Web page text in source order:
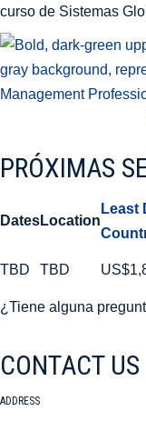
curso de Sistemas
PRÓXIMAS
DatesLocation
Least
TBD TBD
¿Tiene alguna
CONTACT US
ADDRESS